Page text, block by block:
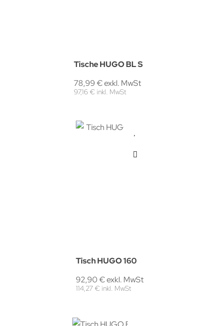
Tische HUGO BL S
78,99 € exkl. MwSt
97,16 € inkl. MwSt
Tisch HUGO 160
92,90 € exkl. MwSt
114,27 € inkl. MwSt